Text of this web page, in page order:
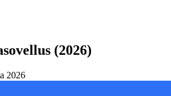
(2026)
2026